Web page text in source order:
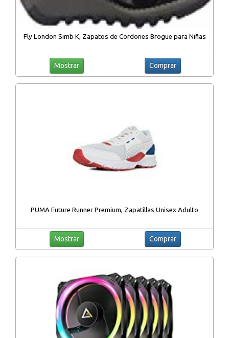
Fly London Simb K, Zapatos de Cordones Brogue para Niñas
Mostrar Comprar
PUMA Future Runner Premium, Zapatillas Unisex Adulto
Mostrar Comprar